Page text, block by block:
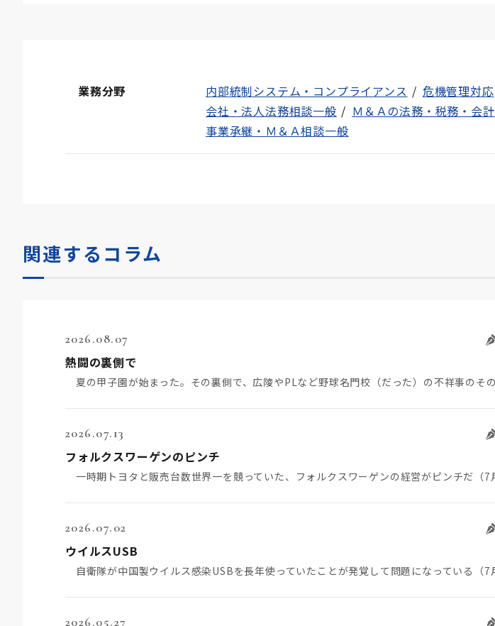
業務分野 内部統制システム・コンプライアンス
危機管理対応
会社・法人法務相談一般
Ｍ＆Ａの法務・税務・会計
事業承継・Ｍ＆Ａ相談一般
関連するコラム
2026.08.07
熱闘の裏側で
2026.07.13
フォルクスワーゲンのピンチ
2026.07.02
ウイルスUSB
2026.05.27